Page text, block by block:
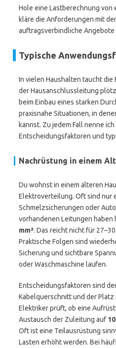
Hole eine Lastberechnung von
kläre die Anforderungen mit
auftragsverbindliche Angebote
Typische
In vielen Haushalten taucht die
der Hausanschlussleitung
beim Einbau eines starken
praxisnahe Situationen, in
kannst. Zu jedem Fall nenne
Entscheidungsfaktoren und
Nachrüstung in einem
Du wohnst in einem älteren
Elektroverteilung. Oft sind nur
Schmelzsicherungen oder
vorhandenen Leitungen haben
mm². Das reicht nicht für
Praktische Folgen sind
Sicherung und sichtbare
oder Waschmaschine laufen.
Entscheidungsfaktoren sind
Kabelquerschnitt und der Platz
Elektriker prüft, ob eine
Austausch der Zuleitung auf
Oft ist eine Teilausrüstung
Lasten erhöht werden. Bei